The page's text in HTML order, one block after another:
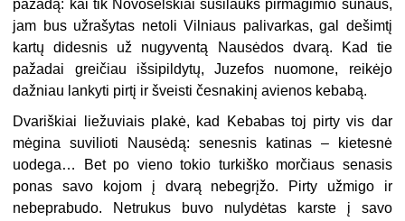
pažadą: kai tik Novoselskiai susilauks pirmagimio sūnaus,
jam bus užrašytas netoli Vilniaus palivarkas, gal dešimtį
kartų didesnis už nugyventą Nausėdos dvarą. Kad tie
pažadai greičiau išsipildytų, Juzefos nuomone, reikėjo
dažniau lankyti pirtį ir šveisti česnakinį avienos kebabą.
Dvariškiai liežuviais plakė, kad Kebabas toj pirty vis dar
mėgina suvilioti Nausėdą: senesnis katinas – kietesnė
uodega… Bet po vieno tokio turkiško morčiaus senasis
ponas savo kojom į dvarą nebegrįžo. Pirty užmigo ir
nebeprabudo. Netrukus buvo nulydėtas karste į savo